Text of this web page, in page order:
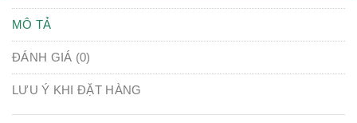
MÔ TẢ
ĐÁNH GIÁ (0)
LƯU Ý KHI ĐẶT HÀNG